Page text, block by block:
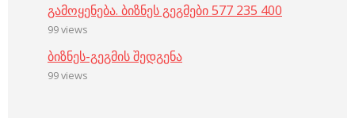
გამოყენება. ბიზნეს გეგმები 577 235 400
99 views
ბიზნეს-გეგმის შედგენა
99 views